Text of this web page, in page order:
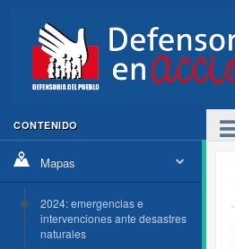
CONTENIDO
Mapas
2024: emergencias e
intervenciones ante desastres
naturales